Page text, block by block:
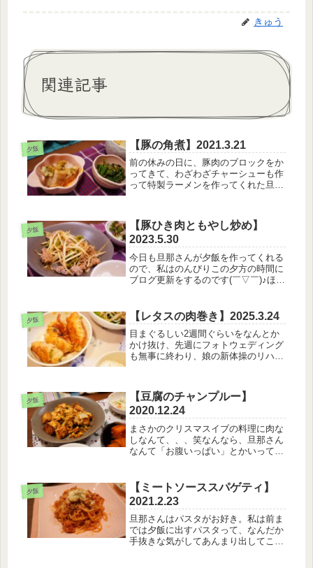
きゅう
関連記事
夕飯 【豚の角煮】2021.3.21
前の休みの日に、豚肉のブロックをか
ってきて、わざわざチャーシューも作
って特製ラーメンを作ってくれた旦那
ちょっと量がすくなかった（（笑））
レシピ通りの豚肉の量を使ったけど、
や...
夕飯
【豚ひき肉ともやし炒め】
2023.5.30
今日も旦那さんが夕飯を作ってくれる
ので、私はのんびりこの夕方の時間に
ブログ更新をするのです(￣▽￣)♪ほぼ
なくて良いのが最高に楽でした。ひゅ
♪【5月30日のメニュー】・白...
夕飯 【レタスの肉巻き】2025.3.24
目まぐるしい2週間ぐらいをなんとか
かけ抜け、先週にフォトウェディング
も無事に終わり、娘の新体操のリハー
抜ければ、終わる…ｯ…イラストとア
ニメーションMVもなんとか納品終え
て...
夕飯
【豆腐のチャンプルー】
2020.12.24
まさかのクリスマスイブの料理に肉な
しなんて、、、笑なんなら、旦那さん
なんて「お腹いっぱい」とかいって残
ー・ポテトサラダ・かぼちゃの煮物・
大根のコンソメスープ旦那さんはこの
か...
夕飯
【ミートソーススパゲティ】
2021.2.23
旦那さんはパスタがお好き。私は前ま
では夕飯に出すパスタって、なんだか
手抜きな気がしてあんまり出してこな